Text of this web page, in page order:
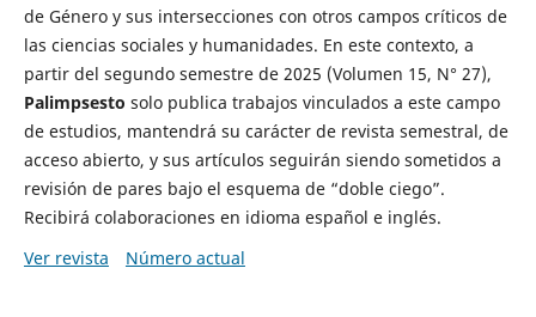
de Género y sus intersecciones con otros campos críticos de
las ciencias sociales y humanidades. En este contexto, a
partir del segundo semestre de 2025 (Volumen 15, N° 27),
Palimpsesto solo publica trabajos vinculados a este campo
de estudios, mantendrá su carácter de revista semestral, de
acceso abierto, y sus artículos seguirán siendo sometidos a
revisión de pares bajo el esquema de “doble ciego”.
Recibirá colaboraciones en idioma español e inglés.
Ver revista
Número actual